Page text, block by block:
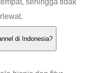
sehingga tidak
di Indonesia?